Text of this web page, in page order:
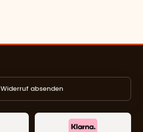
Widerruf absenden